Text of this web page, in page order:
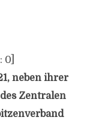
0]
neben ihrer
Zentralen